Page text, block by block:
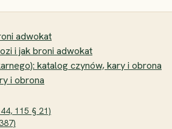
adwokat
i jak broni adwokat
katalog czynów, kary i obrona
i obrona
115 § 21)